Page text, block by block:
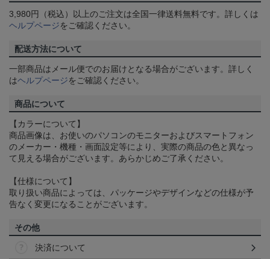
3,980円（税込）以上のご注文は全国一律送料無料です。詳しくは
ヘルプページをご確認ください。
配送方法について
一部商品はメール便でのお届けとなる場合がございます。詳しく
はヘルプページをご確認ください。
商品について
【カラーについて】
商品画像は、お使いのパソコンのモニターおよびスマートフォン
のメーカー・機種・画面設定等により、実際の商品の色と異なっ
て見える場合がございます。あらかじめご了承ください。
【仕様について】
取り扱い商品によっては、パッケージやデザインなどの仕様が予
告なく変更になることがございます。
その他
決済について